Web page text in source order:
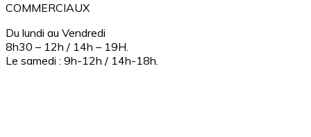
COMMERCIAUX
Du lundi au Vendredi
8h30 – 12h / 14h – 19H.
Le samedi : 9h-12h / 14h-18h.